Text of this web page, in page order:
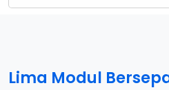
Lima Modul